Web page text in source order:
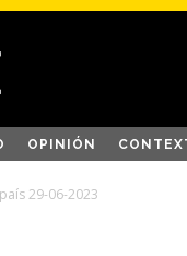
OPINIÓN
29-06-2023